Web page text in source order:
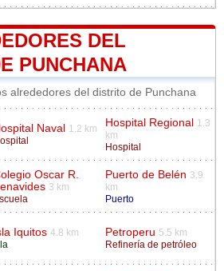
DEL
PUNCHANA
alrededores del distrito de Punchana
Naval
1.2 km
Hospital Regional
1.3
km
Hospital
Oscar R.
3 km
Puerto de Belén 3.9
km
Puerto
Iquitos 4.8 km
Petroperu 5.5 km
Refinería de petróleo